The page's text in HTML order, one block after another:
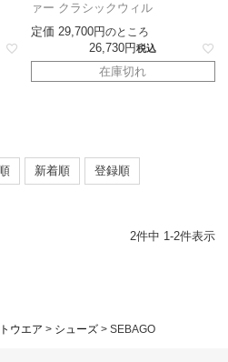
ァー クラシックウィル
定価 29,700 のところ
26,730 税込
在庫切れ
新着順
登録順
2件中 1-2件表示
ウエア シューズ SEBAGO